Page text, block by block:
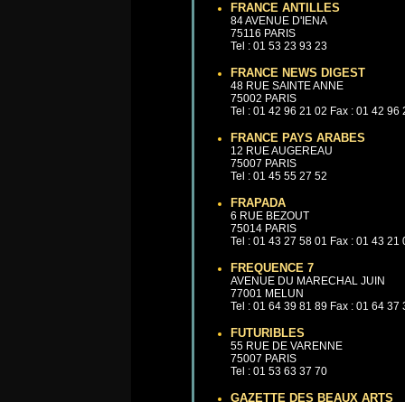
FRANCE ANTILLES
84 AVENUE D'IENA
75116 PARIS
Tel : 01 53 23 93 23
FRANCE NEWS DIGEST
48 RUE SAINTE ANNE
75002 PARIS
Tel : 01 42 96 21 02 Fax : 01 42 96
FRANCE PAYS ARABES
12 RUE AUGEREAU
75007 PARIS
Tel : 01 45 55 27 52
FRAPADA
6 RUE BEZOUT
75014 PARIS
Tel : 01 43 27 58 01 Fax : 01 43 21
FREQUENCE 7
AVENUE DU MARECHAL JUIN
77001 MELUN
Tel : 01 64 39 81 89 Fax : 01 64 37
FUTURIBLES
55 RUE DE VARENNE
75007 PARIS
Tel : 01 53 63 37 70
GAZETTE DES BEAUX ARTS